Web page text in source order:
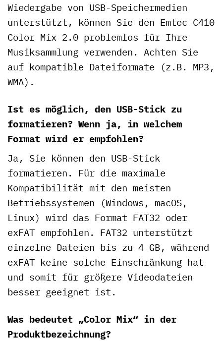
Wiedergabe von USB-Speichermedien
unterstützt, können Sie den Emtec C410
Color Mix 2.0 problemlos für Ihre
Musiksammlung verwenden. Achten Sie
auf kompatible Dateiformate (z.B. MP3,
WMA).
Ist es möglich, den USB-Stick zu
formatieren? Wenn ja, in welchem
Format wird er empfohlen?
Ja, Sie können den USB-Stick
formatieren. Für die maximale
Kompatibilität mit den meisten
Betriebssystemen (Windows, macOS,
Linux) wird das Format FAT32 oder
exFAT empfohlen. FAT32 unterstützt
einzelne Dateien bis zu 4 GB, während
exFAT keine solche Einschränkung hat
und somit für größere Videodateien
besser geeignet ist.
Was bedeutet „Color Mix“ in der
Produktbezeichnung?